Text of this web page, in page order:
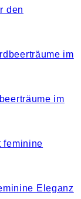
den
im
Eleganz